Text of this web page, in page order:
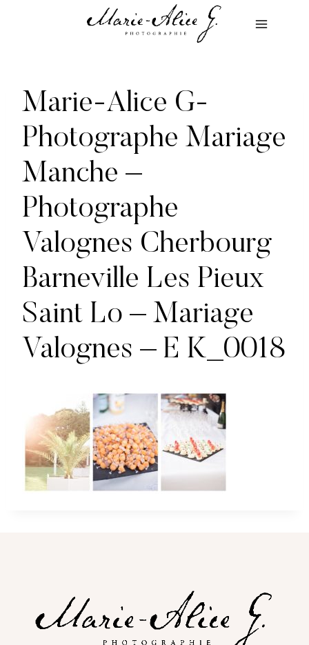
Marie-Alice G-
Photographe Mariage
Manche –
Photographe
Valognes Cherbourg
Barneville Les Pieux
Saint Lo – Mariage
Valognes – E K_0018